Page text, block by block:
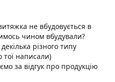
не вбудовується в
чином вбудували?
різного типу
тої написали)
за відгук про продукцію